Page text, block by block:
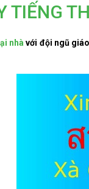
TIẾNG
nhà với đội ngũ